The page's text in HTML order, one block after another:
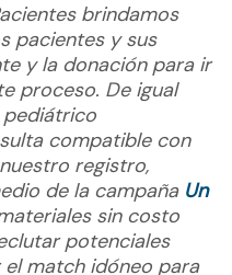
brindamos
pacientes y sus
y la donación para ir
proceso. De igual
pediátrico
compatible con
registro,
de la campañaUn
sin costo
potenciales
match idóneo para